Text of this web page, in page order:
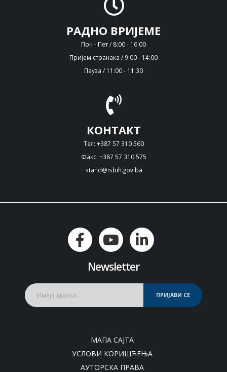
РАДНО ВРИЈЕМЕ
Пон - Пет / 8:00 - 16:00
Пријем странака / 9:00 - 14:00
Пауза / 11:00 - 11:30
КОНТАКТ
Тел: +387 57 310 560
Факс: +387 57 310 575
stand@isbih.gov.ba
Newsletter
ПРИЈАВИ СЕ
МАПА САЈТА
УСЛОВИ КОРИШЋЕЊА
АУТОРСКА ПРАВА